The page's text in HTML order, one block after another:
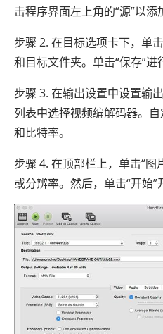
击程序界面左上角的“源”以添
步骤 2. 在目标选项卡下，单
和目标文件夹。单击“保存”进
步骤 3. 在输出设置中设置输
列表中选择视频编解码器。
和比特率。
步骤 4. 在顶部栏上，单击“
或分辨率。然后，单击“开始”